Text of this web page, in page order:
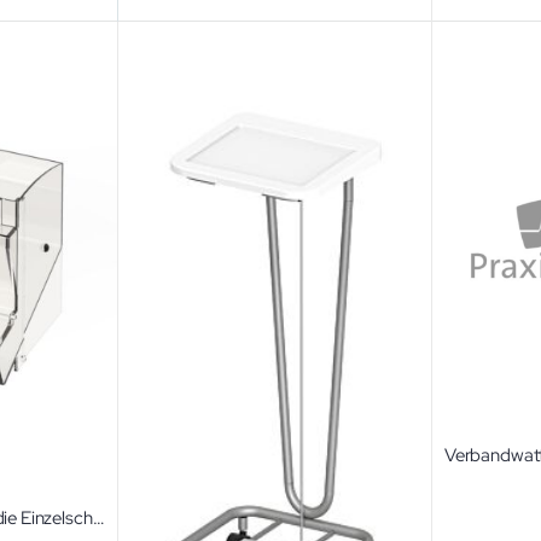
Staubschutzdeckel für die Einzelschütte PicBox Ersatzteil für Spender aus der PicBox-Serie